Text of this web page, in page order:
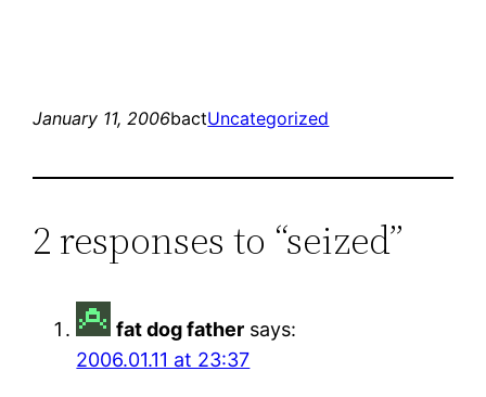
January 11, 2006bactUncategorized
2 responses to “seized”
fat dog father says:
2006.01.11 at 23:37